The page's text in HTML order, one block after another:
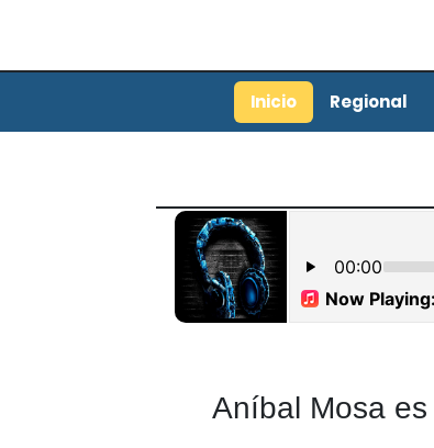
Inicio Regional
Aníbal Mosa